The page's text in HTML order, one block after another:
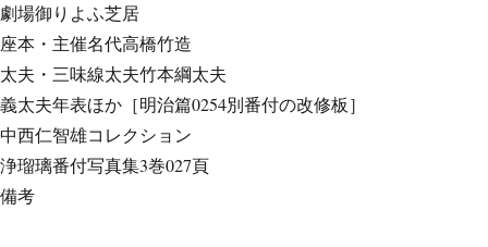
劇場御りよふ芝居
座本・主催名代高橋竹造
太夫・三味線太夫竹本綱太夫
義太夫年表ほか ［明治篇0254別番付の改修板］
中西仁智雄コレクション
浄瑠璃番付写真集3巻027頁
備考